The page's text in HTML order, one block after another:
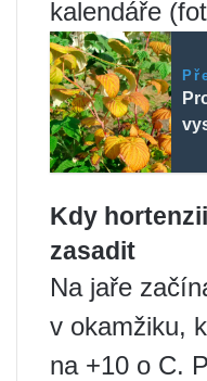
kalendáře
Kdy
zasadit
Na jaře
v okamžiku,
na +10 o C.